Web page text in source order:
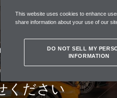
合
るアドバイス
ください
This website uses cookies to enhance
share information about your use of our
DO NOT SELL MY
INFORMATION